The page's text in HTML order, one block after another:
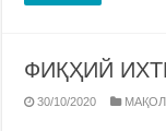
ФИҚҲИЙ
30/10/2020